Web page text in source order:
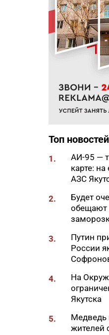
семьи
18:45
В
могут
18:14
В
2026
Топ новостей
1.
АИ-95 —
карте:
АЗС
2.
Будет
обещают
3.
Путин
России
4.
На
Якутска
5.
Медведь
жителей